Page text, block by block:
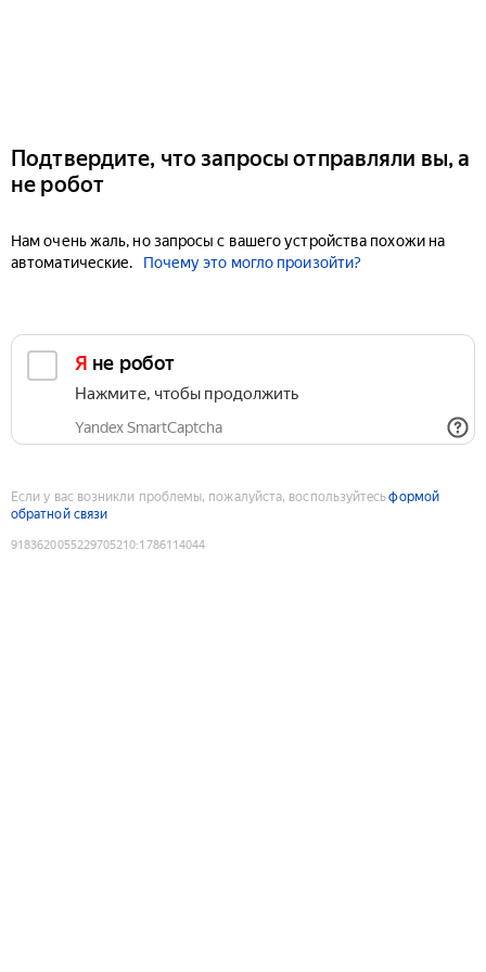
Подтвердите, что запросы отправляли вы, а
не робот
Нам очень жаль, но запросы с вашего устройства похожи на
автоматические.
Почему это могло произойти?
Я не робот
Нажмите, чтобы продолжить
Yandex SmartCaptcha
Если у вас возникли проблемы, пожалуйста, воспользуйтесьформой
обратной связи
9183620055229705210:1786114044